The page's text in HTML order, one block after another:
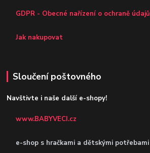
GDPR - Obecné nařízení o ochraně údajů
Jak nakupovat
Sloučení poštovného
Navštivte i naše další e-shopy!
www.BABYVECI.cz
e-shop s hračkami a dětskými potřebami